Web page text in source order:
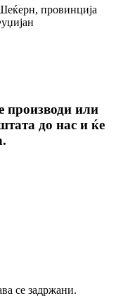
провинција
производи или
до нас и ќе
се задржани.